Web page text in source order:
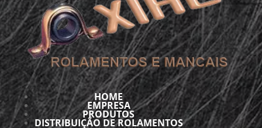
HOME
EMPRESA
PRODUTOS
DISTRIBUIÇÃO DE ROLAMENTOS